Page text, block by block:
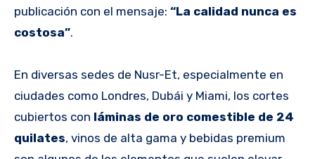
publicación con el mensaje: “La calidad nunca es
costosa”.
En diversas sedes de Nusr-Et, especialmente en
ciudades como Londres, Dubái y Miami, los cortes
cubiertos con láminas de oro comestible de 24
quilates, vinos de alta gama y bebidas premium